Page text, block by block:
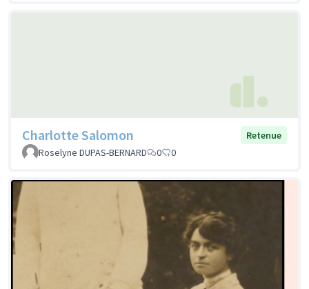
Charlotte Salomon
Retenue
Roselyne DUPAS-BERNARD
0 0